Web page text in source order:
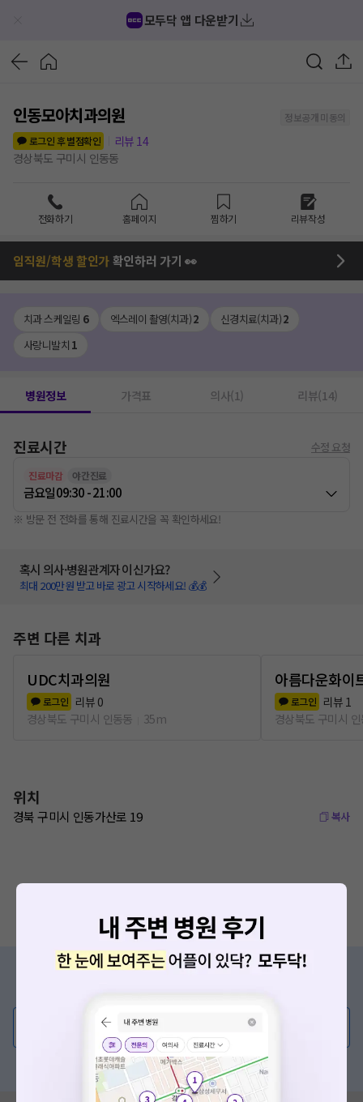
모두닥 앱 다운받기
인동모아치과의원
정보공개 미동의
로그인 후 별점확인
리뷰 14
경상북도 구미시 인동동
전화하기 홈페이지 찜하기 리뷰작성
임직원/학생 할인가확인하러 가기 👀
치과 스케일링 6 엑스레이 촬영(치과)2 신경치료(치과)2
사랑니발치 1
병원정보 가격표 의사(1) 리뷰(14)
진료시간 수정 요청
진료마감 야간진료
금요일09:30 - 21:00
※ 방문 전 전화를 통해 진료시간을 꼭 확인하세요!
혹시 의사·병원관계자 이신가요?
최대 200만원 받고 바로 광고 시작하세요! 💰💰
주변 다른 치과
UDC치과의원
로그인 리뷰 0
경상북도 구미시 인동동
35m
아름다운화이
로그인 리뷰 1
경상북도 구미시
위치
경북 구미시 인동가산로 19 복사
💬 무엇이든 물어보세요
혹은, 의료상담 서비스에 다양한 게시글 보러가기